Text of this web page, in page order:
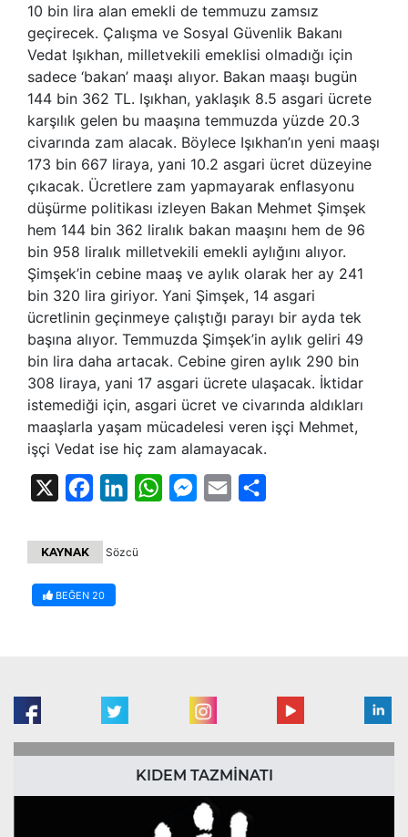
10 bin lira alan emekli de temmuzu zamsız
geçirecek. Çalışma ve Sosyal Güvenlik Bakanı
Vedat Işıkhan, milletvekili emeklisi olmadığı için
sadece ‘bakan’ maaşı alıyor. Bakan maaşı bugün
144 bin 362 TL. Işıkhan, yaklaşık 8.5 asgari ücrete
karşılık gelen bu maaşına temmuzda yüzde 20.3
civarında zam alacak. Böylece Işıkhan’ın yeni maaşı
173 bin 667 liraya, yani 10.2 asgari ücret düzeyine
çıkacak. Ücretlere zam yapmayarak enflasyonu
düşürme politikası izleyen Bakan Mehmet Şimşek
hem 144 bin 362 liralık bakan maaşını hem de 96
bin 958 liralık milletvekili emekli aylığını alıyor.
Şimşek’in cebine maaş ve aylık olarak her ay 241
bin 320 lira giriyor. Yani Şimşek, 14 asgari
ücretlinin geçinmeye çalıştığı parayı bir ayda tek
başına alıyor. Temmuzda Şimşek’in aylık geliri 49
bin lira daha artacak. Cebine giren aylık 290 bin
308 liraya, yani 17 asgari ücrete ulaşacak. İktidar
istemediği için, asgari ücret ve civarında aldıkları
maaşlarla yaşam mücadelesi veren işçi Mehmet,
işçi Vedat ise hiç zam alamayacak.
FacebookLinkedInWhatsAppMessenger
Email
KAYNAK Sözcü
BEĞEN 20
KIDEM TAZMİNATI